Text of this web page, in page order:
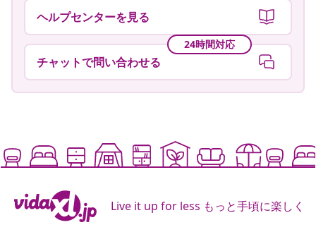
ヘルプセンターを見る
24時間対応
チャットで問い合わせる
Live it up for less もっと手頃に楽しく